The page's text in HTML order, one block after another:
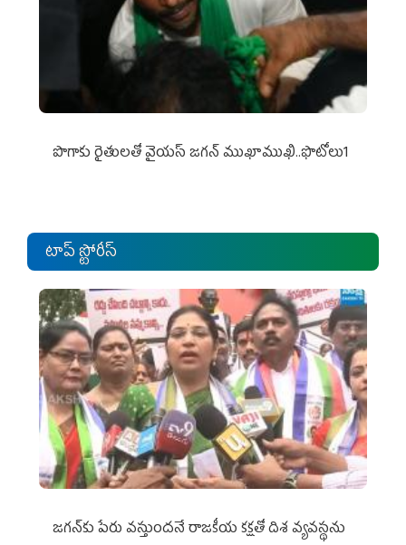
పొగాకు రైతుల‌తో వైయ‌స్ జ‌గ‌న్ ముఖాముఖి..ఫొటోలు1
టాప్ స్టోరీస్
జగన్‌కు పేరు వస్తుందనే రాజకీయ కక్షతో దిశ వ్య‌వ‌స్థ‌ను